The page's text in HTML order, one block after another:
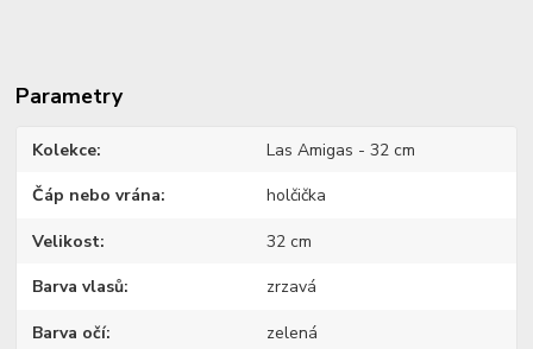
Parametry
Kolekce Las Amigas - 32 cm
Čáp nebo vrána holčička
Velikost 32 cm
Barva vlasů zrzavá
Barva očí zelená